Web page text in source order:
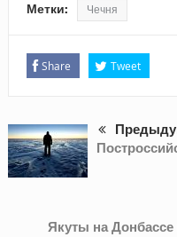
Метки: Чечня
Share Tweet
Якуты на Донбассе